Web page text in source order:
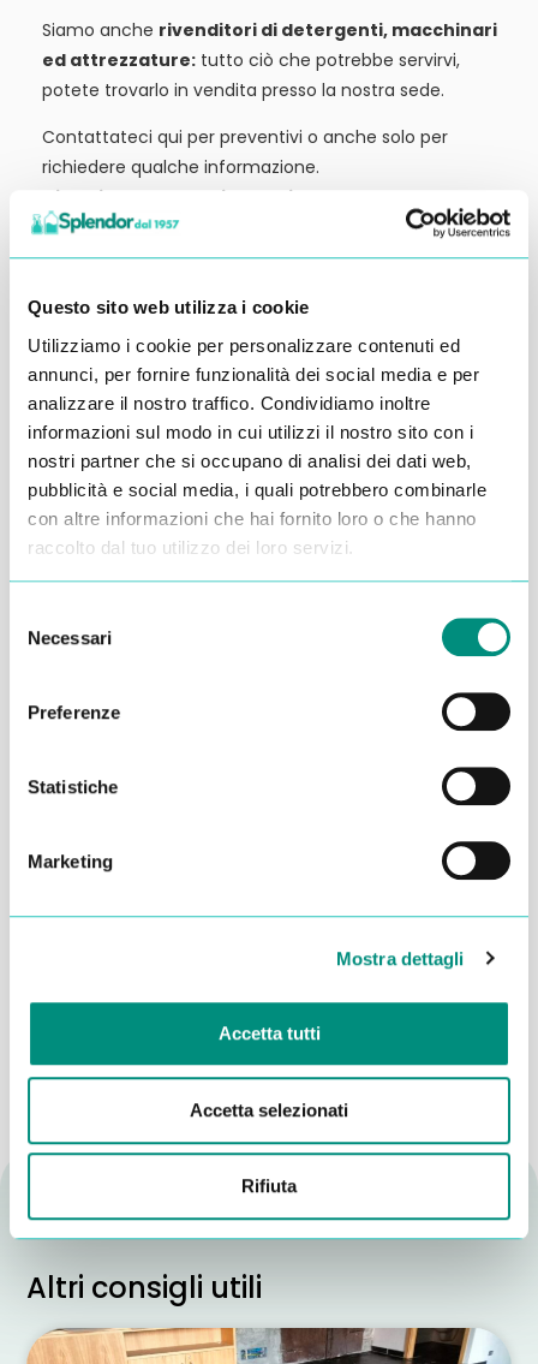
Questo sito web utilizza i cookie
Utilizziamo i cookie per personalizzare contenuti ed
annunci, per fornire funzionalità dei social media e per
analizzare il nostro traffico. Condividiamo inoltre
informazioni sul modo in cui utilizzi il nostro sito con i
nostri partner che si occupano di analisi dei dati web,
pubblicità e social media, i quali potrebbero combinarle
con altre informazioni che hai fornito loro o che hanno
raccolto dal tuo utilizzo dei loro servizi.
delNecessari
Preferenze
Statistiche
Marketing
Mostra dettagli
Accetta tutti
Accetta selezionati
Rifiuta
Siamo anche rivenditori di detergenti, macchinari
ed attrezzature: tutto ciò che potrebbe servirvi,
potete trovarlo in vendita presso la nostra sede.
Contattateci qui per preventivi o anche solo per
richiedere qualche informazione.
Ci vediamo al prossimo articolo.
Inserisci i tuoi dati qui, ti ricontatteremo
entro 48 ore
Dichiaro di aver letto laPrivacy Policye acconsento al
trattamento dei miei dati per essere ricontattato
INVIA
Altri consigli utili